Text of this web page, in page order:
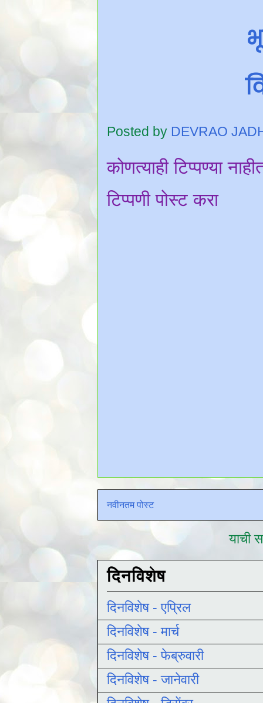
Posted by DEVRAO
कोणत्याही टिप्पण्‍या
टिप्पणी पोस्ट करा
नवीनतम पोस्ट
याची
दिनविशेष
दिनविशेष - एप्रिल
दिनविशेष - मार्च
दिनविशेष - फेब्रुवारी
दिनविशेष - जानेवारी